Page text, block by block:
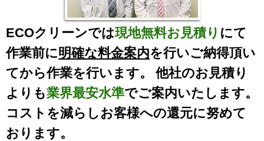
ECOクリーンでは現地無料お見積り にて
作業前に明確な料金案内を行いご納得頂い
てから作業を行います。 他社のお見積り
よりも業界最安水準でご案内いたします。
コストを減らしお客様への還元に努めて
おります。